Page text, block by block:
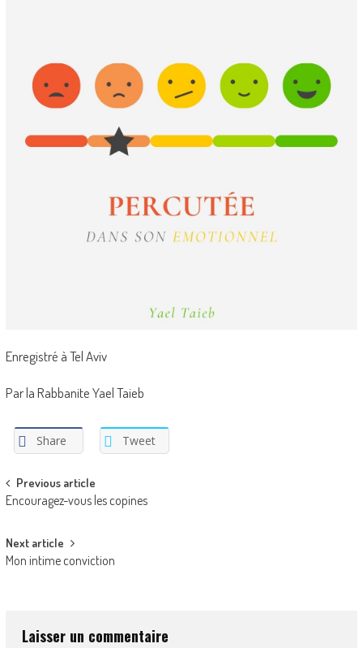
Enregistré à Tel Aviv
Par la Rabbanite Yael Taieb
Share Tweet
Post
navigation
Previous article
Encouragez-vous les copines
Next article
Mon intime conviction
Laisser un commentaire